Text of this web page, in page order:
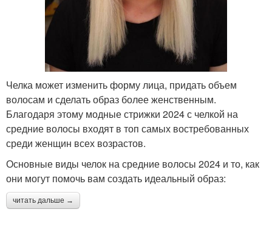
Челка может изменить форму лица, придать объем
волосам и сделать образ более женственным.
Благодаря этому модные стрижки 2024 с челкой на
средние волосы входят в топ самых востребованных
среди женщин всех возрастов.
Основные виды челок на средние волосы 2024 и то, как
они могут помочь вам создать идеальный образ:
читать дальше →